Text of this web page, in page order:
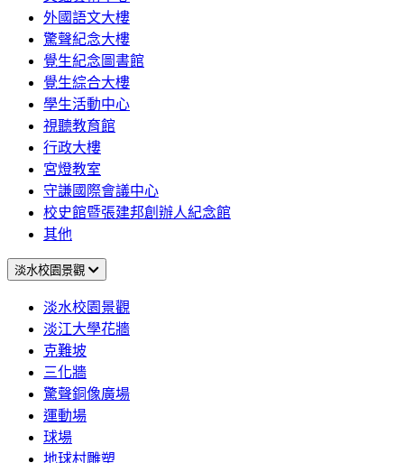
外國語文大樓
驚聲紀念大樓
覺生紀念圖書館
覺生綜合大樓
學生活動中心
視聽教育館
行政大樓
宮燈教室
守謙國際會議中心
校史館暨張建邦創辦人紀念館
其他
淡水校園景觀
淡水校園景觀
淡江大學花牆
克難坡
三化牆
驚聲銅像廣場
運動場
球場
地球村雕塑